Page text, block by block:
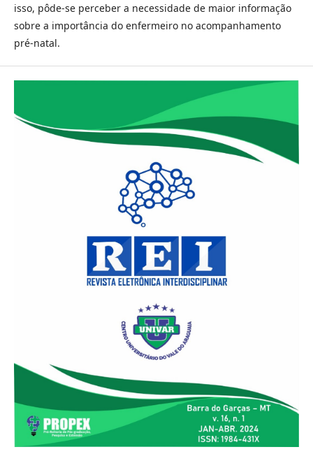
isso, pôde-se perceber a necessidade de maior informação
sobre a importância do enfermeiro no acompanhamento
pré-natal.